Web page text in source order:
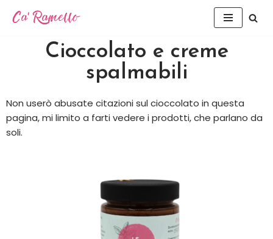
Cioccolato e creme
spalmabili
Non userò abusate citazioni sul cioccolato in questa
pagina, mi limito a farti vedere i prodotti, che parlano da
soli.